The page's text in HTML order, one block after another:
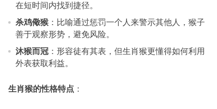
在短时间内找到捷径。
杀鸡儆猴：比喻通过惩罚一个人来警示其他人，猴子
善于观察形势，避免风险。
沐猴而冠：形容徒有其表，但生肖猴更懂得如何利用
外表获取利益。
生肖猴的性格特点 ：